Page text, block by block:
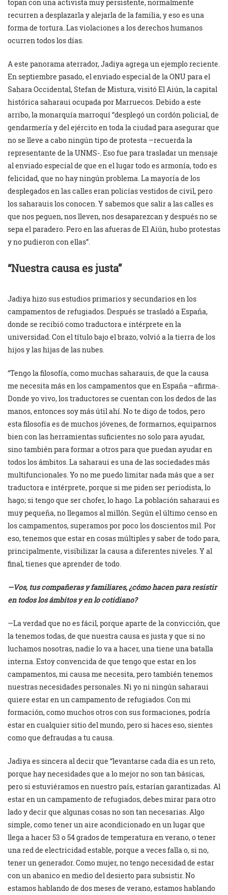
topan con una activista muy persistente, normalmente
recurren a desplazarla y alejarla de la familia, y eso es una
forma de tortura. Las violaciones a los derechos humanos
ocurren todos los días.
A este panorama aterrador, Jadiya agrega un ejemplo reciente.
En septiembre pasado, el enviado especial de la ONU para el
Sahara Occidental, Stefan de Mistura, visitó El Aiún, la capital
histórica saharaui ocupada por Marruecos. Debido a este
arribo, la monarquía marroquí “desplegó un cordón policial, de
gendarmería y del ejército en toda la ciudad para asegurar que
no se lleve a cabo ningún tipo de protesta –recuerda la
representante de la UNMS-. Eso fue para trasladar un mensaje
al enviado especial de que en el lugar todo es armonía, todo es
felicidad, que no hay ningún problema. La mayoría de los
desplegados en las calles eran policías vestidos de civil, pero
los saharauis los conocen. Y sabemos que salir a las calles es
que nos peguen, nos lleven, nos desaparezcan y después no se
sepa el paradero. Pero en las afueras de El Aiún, hubo protestas
y no pudieron con ellas”.
“Nuestra causa es justa”
Jadiya hizo sus estudios primarios y secundarios en los
campamentos de refugiados. Después se trasladó a España,
donde se recibió como traductora e intérprete en la
universidad. Con el título bajo el brazo, volvió a la tierra de los
hijos y las hijas de las nubes.
“Tengo la filosofía, como muchas saharauis, de que la causa
me necesita más en los campamentos que en España –afirma-.
Donde yo vivo, los traductores se cuentan con los dedos de las
manos, entonces soy más útil ahí. No te digo de todos, pero
esta filosofía es de muchos jóvenes, de formarnos, equiparnos
bien con las herramientas suficientes no solo para ayudar,
sino también para formar a otros para que puedan ayudar en
todos los ámbitos. La saharaui es una de las sociedades más
multifuncionales. Yo no me puedo limitar nada más que a ser
traductora e intérprete, porque si me piden ser periodista, lo
hago; si tengo que ser chofer, lo hago. La población saharaui es
muy pequeña, no llegamos al millón. Según el último censo en
los campamentos, superamos por poco los doscientos mil. Por
eso, tenemos que estar en cosas múltiples y saber de todo para,
principalmente, visibilizar la causa a diferentes niveles. Y al
final, tienes que aprender de todo.
—Vos, tus compañeras y familiares, ¿cómo hacen para resistir
en todos los ámbitos y en lo cotidiano?
—La verdad que no es fácil, porque aparte de la convicción, que
la tenemos todas, de que nuestra causa es justa y que si no
luchamos nosotras, nadie lo va a hacer, una tiene una batalla
interna. Estoy convencida de que tengo que estar en los
campamentos, mi causa me necesita, pero también tenemos
nuestras necesidades personales. Ni yo ni ningún saharaui
quiere estar en un campamento de refugiados. Con mi
formación, como muchos otros con sus formaciones, podría
estar en cualquier sitio del mundo, pero si haces eso, sientes
como que defraudas a tu causa.
Jadiya es sincera al decir que “levantarse cada día es un reto,
porque hay necesidades que a lo mejor no son tan básicas,
pero si estuviéramos en nuestro país, estarían garantizadas. Al
estar en un campamento de refugiados, debes mirar para otro
lado y decir que algunas cosas no son tan necesarias. Algo
simple, como tener un aire acondicionado en un lugar que
llega a hacer 53 o 54 grados de temperatura en verano, o tener
una red de electricidad estable, porque a veces falla o, si no,
tener un generador. Como mujer, no tengo necesidad de estar
con un abanico en medio del desierto para subsistir. No
estamos hablando de dos meses de verano, estamos hablando